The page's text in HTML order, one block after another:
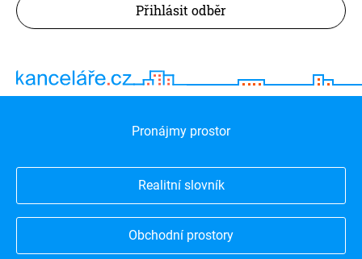
Přihlásit odběr
Pronájmy prostor
Realitní slovník
Obchodní prostory